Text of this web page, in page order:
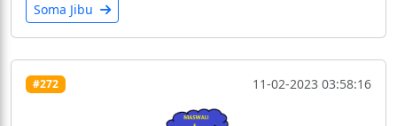
Soma Jibu
#272 11-02-2023 03:58:16